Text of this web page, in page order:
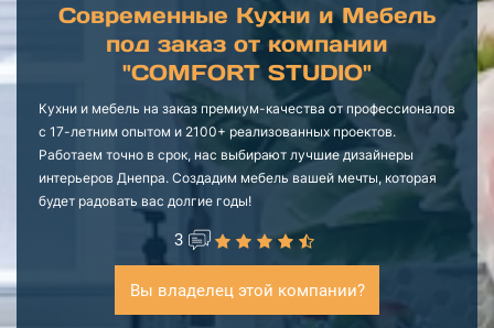
Современные Кухни и Мебель
под заказ от компании
"COMFORT STUDIO"
Кухни и мебель на заказ премиум-качества от профессионалов
с 17-летним опытом и 2100+ реализованных проектов.
Работаем точно в срок, нас выбирают лучшие дизайнеры
интерьеров Днепра. Создадим мебель вашей мечты, которая
будет радовать вас долгие годы!
3
Вы владелец этой компании?